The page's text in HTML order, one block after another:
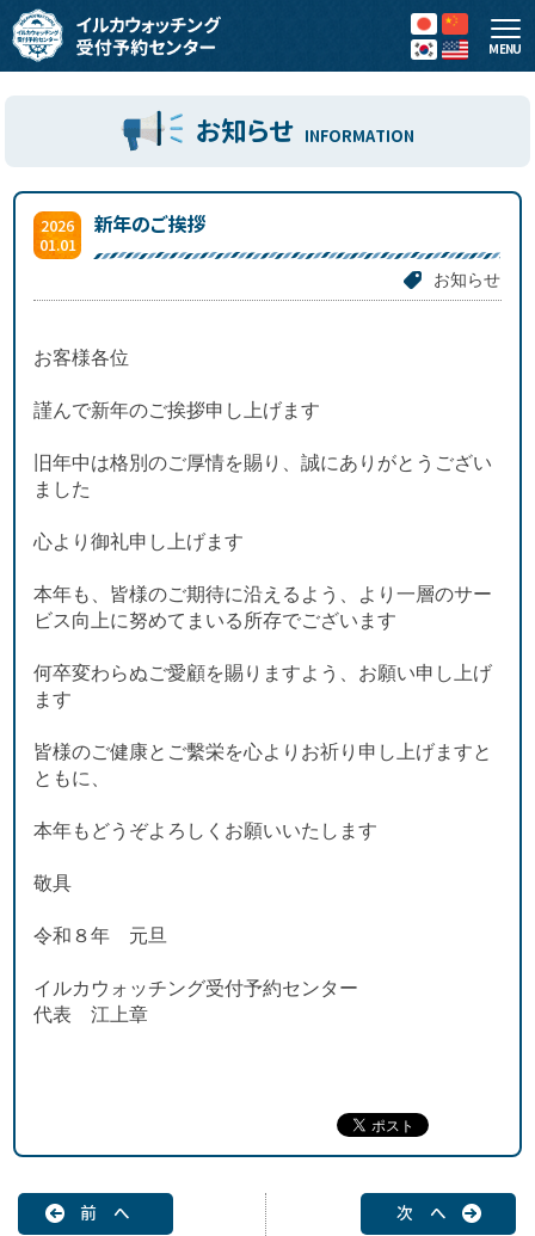
MENU
お知らせ INFORMATION
2026
01.01
新年のご挨拶
お知らせ
お客様各位
謹んで新年のご挨拶申し上げます
旧年中は格別のご厚情を賜り、誠にありがとうござい
ました
心より御礼申し上げます
本年も、皆様のご期待に沿えるよう、より一層のサー
ビス向上に努めてまいる所存でございます
何卒変わらぬご愛顧を賜りますよう、お願い申し上げ
ます
皆様のご健康とご繫栄を心よりお祈り申し上げますと
ともに、
本年もどうぞよろしくお願いいたします
敬具
令和８年 元旦
イルカウォッチング受付予約センター
代表 江上章
前 へ 次 へ